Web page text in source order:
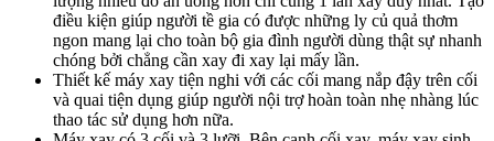
điều kiện giúp người tề gia có được những ly củ quả thơm
ngon mang lại cho toàn bộ gia đình người dùng thật sự nhanh
chóng bởi chẳng cần xay đi xay lại mấy lần.
Thiết kế máy xay tiện nghi với các cối mang nắp đậy trên cối
và quai tiện dụng giúp người nội trợ hoàn toàn nhẹ nhàng lúc
thao tác sử dụng hơn nữa.